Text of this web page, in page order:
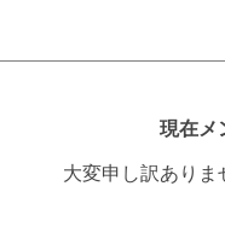
現在メ
大変申し訳あり